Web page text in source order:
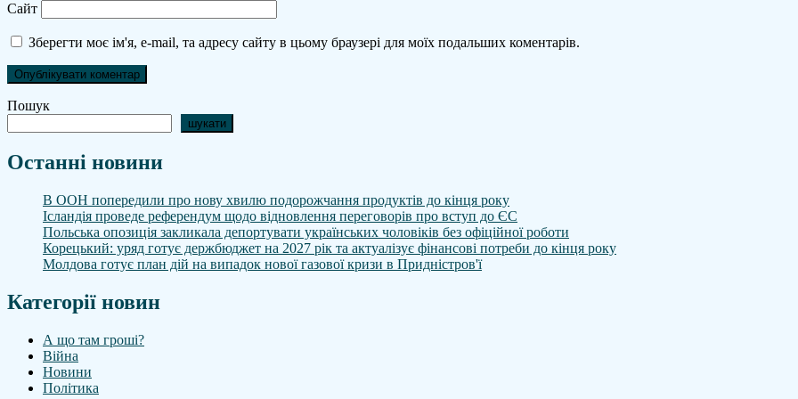
Сайт
Зберегти моє ім'я, e-mail, та адресу сайту в цьому браузері для моїх подальших коментарів.
Пошук
шукати
Останні новини
В ООН попередили про нову хвилю подорожчання продуктів до кінця року
Ісландія проведе референдум щодо відновлення переговорів про вступ до ЄС
Польська опозиція закликала депортувати українських чоловіків без офіційної роботи
Корецький: уряд готує держбюджет на 2027 рік та актуалізує фінансові потреби до кінця року
Молдова готує план дій на випадок нової газової кризи в Придністров'ї
Категорії новин
А що там гроші?
Війна
Новини
Політика